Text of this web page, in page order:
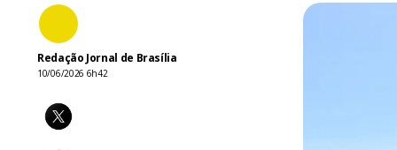
Redação Jornal de Brasília
10/06/2026 6h42